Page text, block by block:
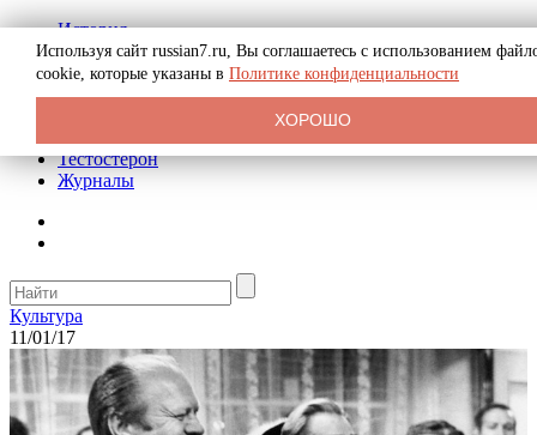
История
Биография
Криминал
Реклама на сайте
Тестостерон
Журналы
Культура
11/01/17
Используя сайт russian7.ru, Вы соглашаетесь с использованием
cookie, которые указаны в Политике конфиденциальности
ХОРОШО